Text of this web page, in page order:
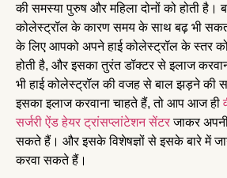
की समस्या पुरुष और महिला दोनों को होती है।
कोलेस्ट्रॉल के कारण समय के साथ बढ़ भी
के लिए आपको अपने हाई कोलेस्ट्रॉल के स्तर
होती है, और इसका तुरंत डॉक्टर से इलाज
भी हाई कोलेस्ट्रॉल की वजह से बाल झड़ने की
इसका इलाज करवाना चाहते हैं, तो आप आज ही
सर्जरी ऐंड हेयर ट्रांसप्लांटेशन सेंटरजाकर
सकते हैं। और इसके विशेषज्ञों से इसके बारे में
करवा सकते हैं।